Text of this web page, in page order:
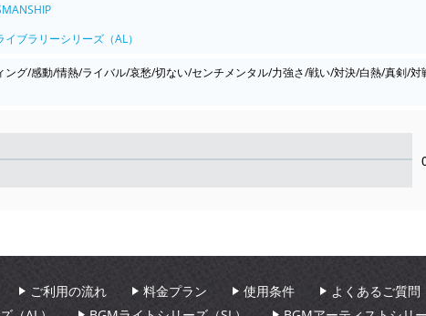
イブラリーシリーズ（AL）
ング/感動/情熱/ライバル/哀愁/切ない/センチメンタル/力強さ/戦い/対決/白熱/真剣/
ご利用の流れ 料金プラン 使用条件 よくあるご質問